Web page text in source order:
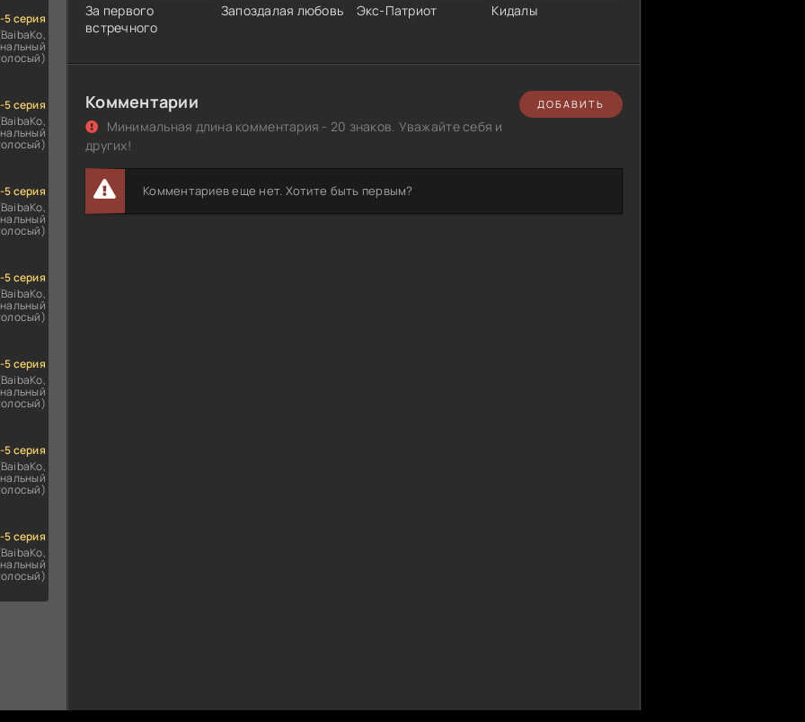
5 серия
5 серия
5 серия
5 серия
5 серия
5 серия
5 серия
За первого
встречного
Запоздалая любовь Экс-Патриот Кидалы
Комментарии
Минимальная длина комментария - 20 знаков. Уважайте себя и
других!
ДОБАВИТЬ
Комментариев еще нет. Хотите быть первым?